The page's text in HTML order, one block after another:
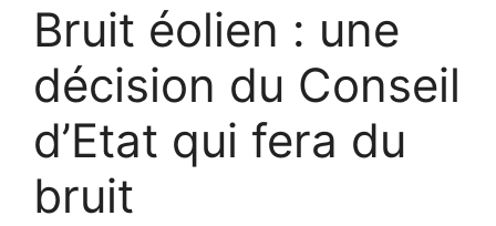
Bruit éolien : une
décision du Conseil
d’Etat qui fera du
bruit